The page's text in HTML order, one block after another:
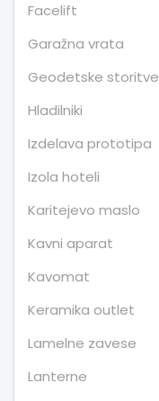
Facelift
Garažna vrata
Geodetske storitve
Hladilniki
Izdelava prototipa
Izola hoteli
Karitejevo maslo
Kavni aparat
Kavomat
Keramika outlet
Lamelne zavese
Lanterne